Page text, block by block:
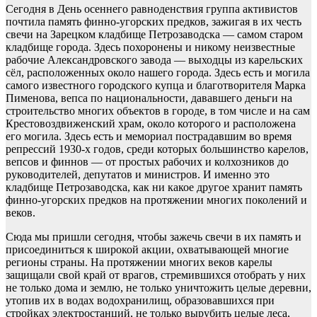
Сегодня в День осеннего равноденствия группа активистов
почтила память финно-угорских предков, зажигая в их честь
свечи на Зарецком кладбище Петрозаводска — самом старом
кладбище города. Здесь похоронены и никому неизвестные
рабочие Александровского завода — выходцы из карельских
сёл, расположенных около нашего города. Здесь есть и могила
самого известного городского купца и благотворителя Марка
Пименова, вепса по национальности, дававшего деньги на
строительство многих объектов в городе, в том числе и на сам
Крестовоздвиженский храм, около которого и расположена
его могила. Здесь есть и мемориал пострадавшим во время
репрессий 1930-х годов, среди которых большинство карелов,
вепсов и финнов — от простых рабочих и колхозников до
руководителей, депутатов и министров. И именно это
кладбище Петрозаводска, как ни какое другое хранит память
финно-угорских предков на протяжении многих поколений и
веков.
Сюда мы пришли сегодня, чтобы зажечь свечи в их память и
присоединиться к широкой акции, охватывающей многие
регионы страны. На протяжении многих веков карелы
защищали свой край от врагов, стремившихся отобрать у них
не только дома и землю, не только уничтожить целые деревни,
утопив их в водах водохранилищ, образовавшихся при
стройках электростанций, не только вырубить целые леса,